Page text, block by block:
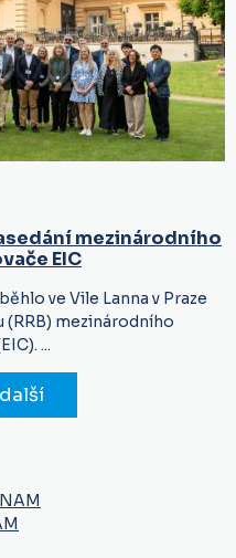
mezinárodního
EIC
ve Vile Lanna v Praze
mezinárodního
...